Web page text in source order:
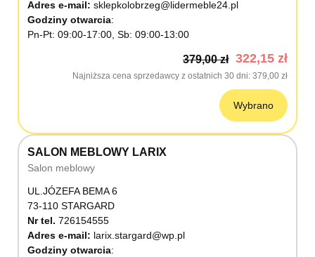
Adres e-mail: sklepkolobrzeg@lidermeble24.pl
Godziny otwarcia
Pn-Pt: 09:00-17:00, Sb: 09:00-13:00
379,00 zł 322,15 zł
Najniższa cena sprzedawcy z ostatnich 30 dni 379,00 zł
Wybrano
SALON MEBLOWY LARIX
Salon meblowy
UL.JÓZEFA BEMA 6
73-110 STARGARD
Nr tel. 726154555
Adres e-mail: larix.stargard@wp.pl
Godziny otwarcia